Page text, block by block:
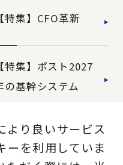
【特集】CFO革新
【特集】ポスト2027
の基幹システム
より良いサービス
ーを利用していま